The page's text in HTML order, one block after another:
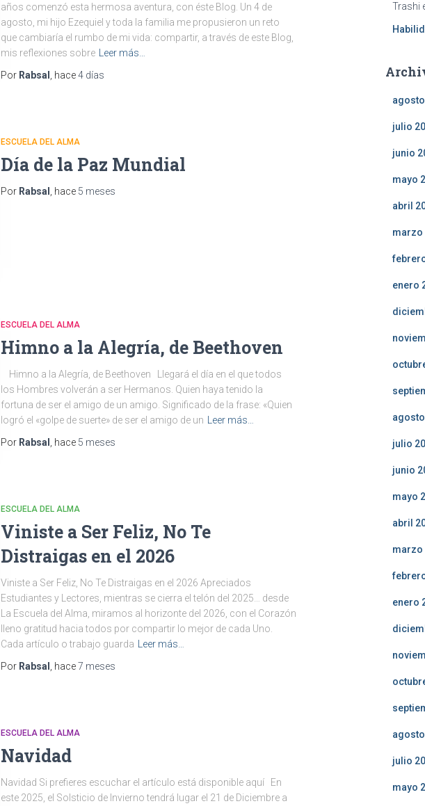
años comenzó esta hermosa aventura, con éste Blog. Un 4 de
agosto, mi hijo Ezequiel y toda la familia me propusieron un reto
que cambiaría el rumbo de mi vida: compartir, a través de este Blog,
mis reflexiones sobre
Leer más…
Por Rabsal , hace4 días
ESCUELA DEL ALMA
Día de la Paz Mundial
Por Rabsal , hace 5 meses
ESCUELA DEL ALMA
Himno a la Alegría, de Beethoven
Himno a la Alegría, de Beethoven Llegará el día en el que todos
los Hombres volverán a ser Hermanos. Quien haya tenido la
fortuna de ser el amigo de un amigo. Significado de la frase: «Quien
logró el «golpe de suerte» de ser el amigo de un
Leer más…
Por Rabsal , hace 5 meses
ESCUELA DEL ALMA
Viniste a Ser Feliz, No Te
Distraigas en el 2026
Viniste a Ser Feliz, No Te Distraigas en el 2026 Apreciados
Estudiantes y Lectores, mientras se cierra el telón del 2025… desde
La Escuela del Alma, miramos al horizonte del 2026, con el Corazón
lleno gratitud hacia todos por compartir lo mejor de cada Uno.
Cada artículo o trabajo guarda
Leer más…
Por Rabsal , hace7 meses
ESCUELA DEL ALMA
Navidad
Navidad Si prefieres escuchar el artículo está disponible aquí En
este 2025, el Solsticio de Invierno tendrá lugar el 21 de Diciembre a
Trashi
julio
junio
mayo
abril
marzo
enero
julio
junio
mayo
abril
marzo
enero
julio
mayo